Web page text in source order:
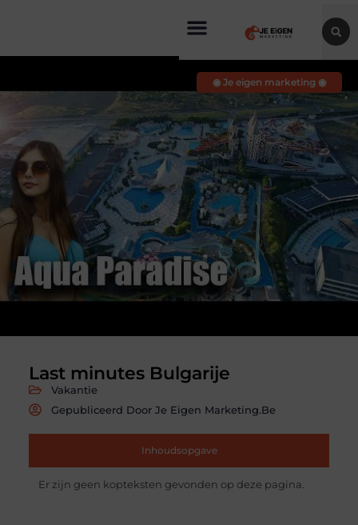
Last minutes Bulgarije
Vakantie
Gepubliceerd Door Je Eigen Marketing.be
Inhoudsopgave
Er zijn geen kopteksten gevonden op deze pagina.
◉ Je eigen marketing ◉